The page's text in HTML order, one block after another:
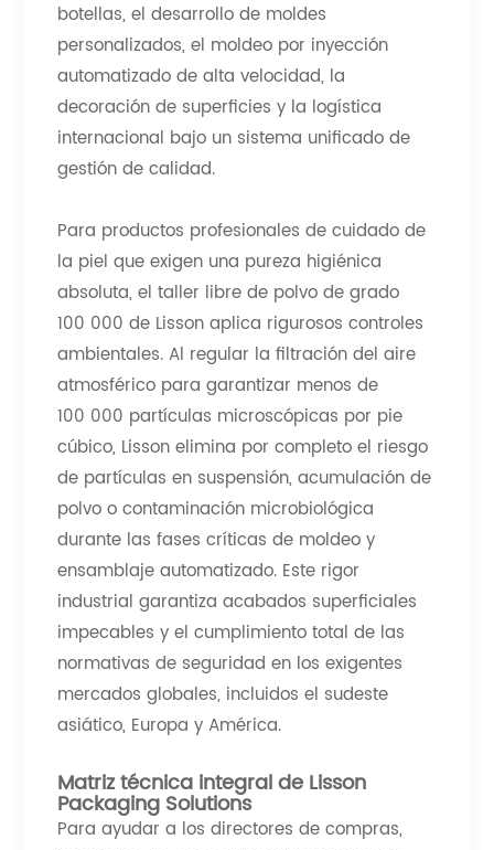
botellas, el desarrollo de moldes
personalizados, el moldeo por inyección
automatizado de alta velocidad, la
decoración de superficies y la logística
internacional bajo un sistema unificado de
gestión de calidad.
Para productos profesionales de cuidado de
la piel que exigen una pureza higiénica
absoluta, el taller libre de polvo de grado
100 000 de Lisson aplica rigurosos controles
ambientales. Al regular la filtración del aire
atmosférico para garantizar menos de
100 000 partículas microscópicas por pie
cúbico, Lisson elimina por completo el riesgo
de partículas en suspensión, acumulación de
polvo o contaminación microbiológica
durante las fases críticas de moldeo y
ensamblaje automatizado. Este rigor
industrial garantiza acabados superficiales
impecables y el cumplimiento total de las
normativas de seguridad en los exigentes
mercados globales, incluidos el sudeste
asiático, Europa y América.
Matriz técnica integral de Lisson
Packaging Solutions
Para ayudar a los directores de compras,